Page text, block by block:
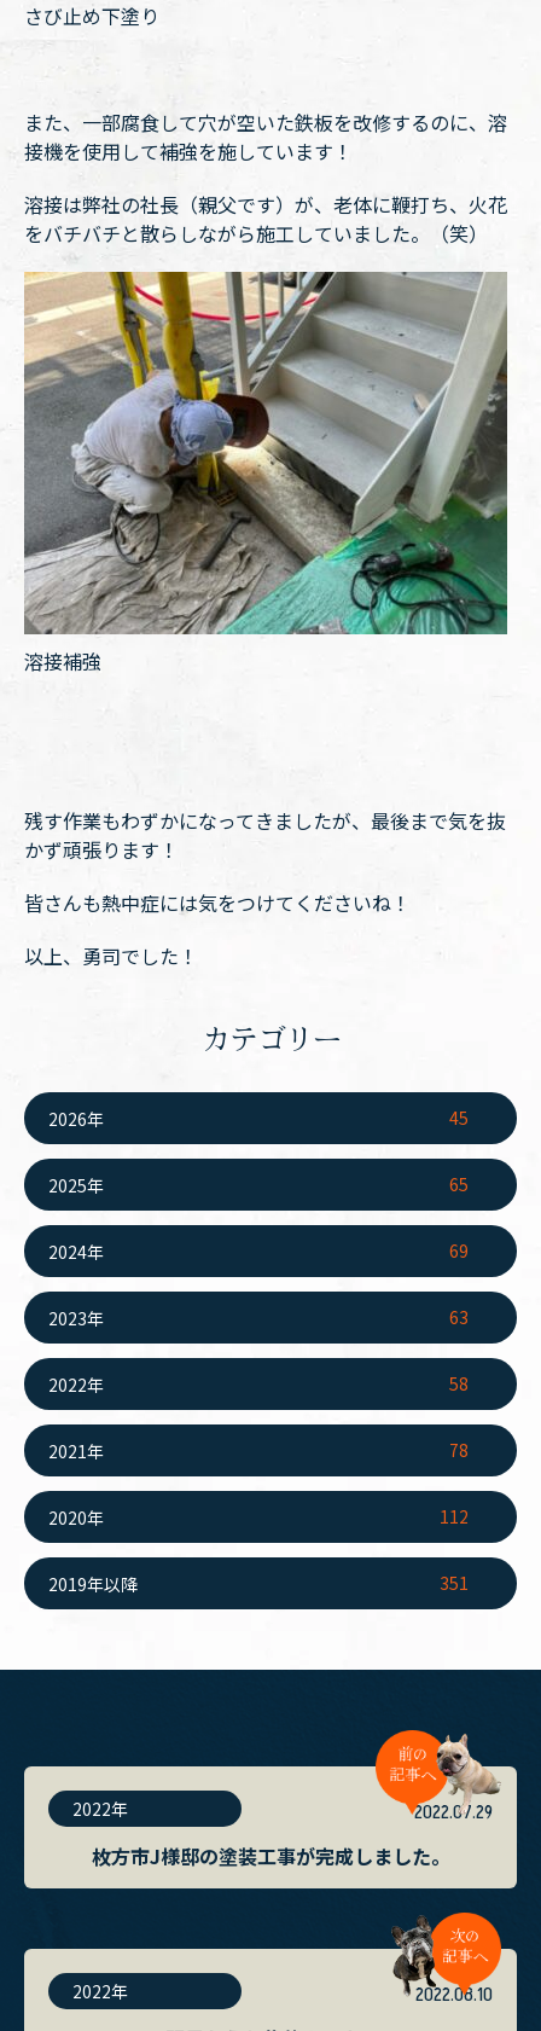
さび止め下塗り
また、一部腐食して穴が空いた鉄板を改修するのに、溶
接機を使用して補強を施しています！
溶接は弊社の社長（親父です）が、老体に鞭打ち、火花
をバチバチと散らしながら施工していました。（笑）
溶接補強
残す作業もわずかになってきましたが、最後まで気を抜
かず頑張ります！
皆さんも熱中症には気をつけてくださいね！
以上、勇司でした！
カテゴリー
2026年 45
2025年 65
2024年 69
2023年 63
2022年 58
2021年 78
2020年 112
2019年以降 351
2022年 2022.07.29
枚方市J様邸の塗装工事が完成しました。
2022年 2022.08.10